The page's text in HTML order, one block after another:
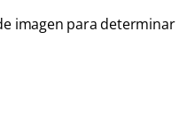
imagen para determinar